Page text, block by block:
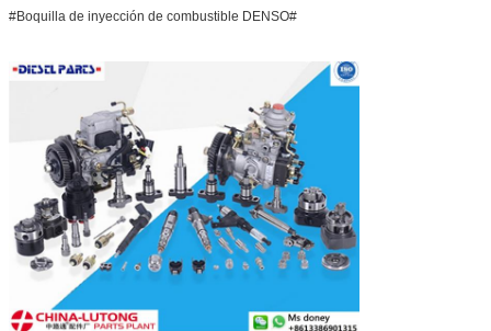
#Boquilla de inyección de combustible DENSO#